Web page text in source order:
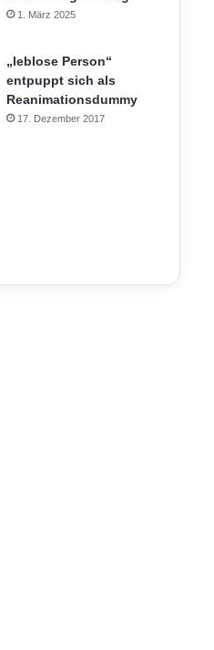
1. März 2025
„leblose Person“
entpuppt sich als
Reanimationsdummy
17. Dezember 2017